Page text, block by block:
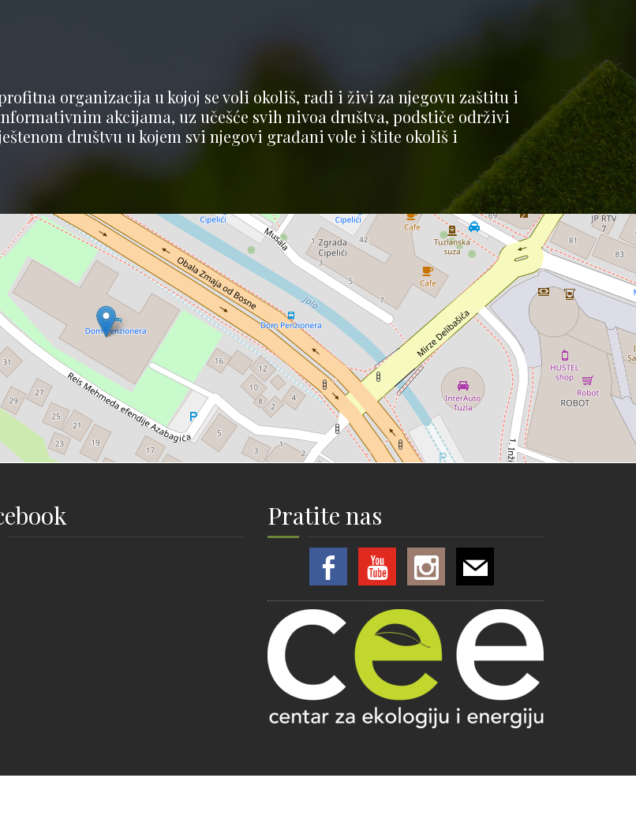
organizacija u kojoj se voli okoliš, radi i živi za njegovu zaštitu i
akcijama, uz učešće svih nivoa društva, podstiče održivi
društvu u kojem svi njegovi građani vole i štite okoliš i
Pratite nas